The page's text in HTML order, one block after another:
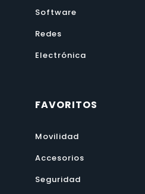
Software
Redes
Electrónica
FAVORITOS
Movilidad
Accesorios
Seguridad